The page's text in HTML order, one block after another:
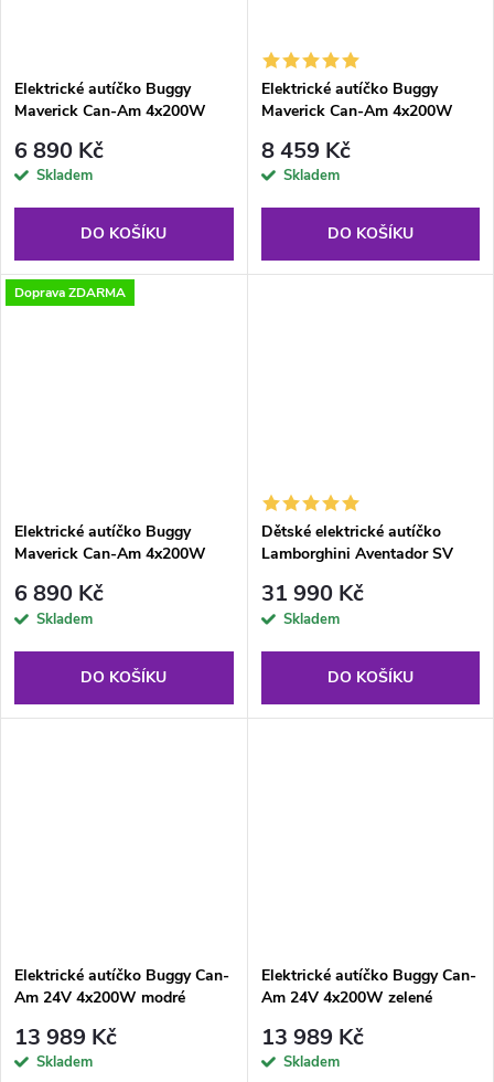
Elektrické autíčko Buggy
Maverick Can-Am 4x200W
6 890 Kč
Skladem
DO KOŠÍKU
Elektrické autíčko Buggy
Maverick Can-Am 4x200W
8 459 Kč
Skladem
DO KOŠÍKU
Doprava ZDARMA
Elektrické autíčko Buggy
Maverick Can-Am 4x200W
6 890 Kč
Skladem
DO KOŠÍKU
Dětské elektrické autíčko
Lamborghini Aventador SV
31 990 Kč
Skladem
DO KOŠÍKU
Elektrické autíčko Buggy Can-
Am 24V 4x200W modré
13 989 Kč
Skladem
Elektrické autíčko Buggy Can-
Am 24V 4x200W zelené
13 989 Kč
Skladem